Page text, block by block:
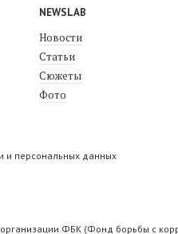
NEWSLAB
Новости
Статьи
Сюжеты
Фото
и персональных данных
ФБК (Фонд борьбы с